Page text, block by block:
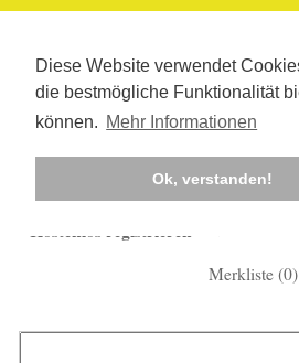
Diese Website verwendet
die bestmögliche Funktionalität
können. Mehr Informationen
Ok, verstanden!
Kostenlos registrieren
Merkliste (0)